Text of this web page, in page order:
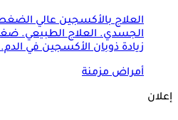
العلاج بالأكسجين عالي
الجسدي. العلاج الطبيعي.
زيادة ذوبان الأكسجين في
أمراض مزمنة
إعلان